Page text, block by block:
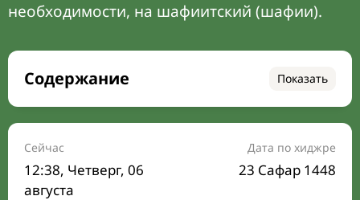
необходимости, на шафиитский (шафии).
Содержание Показать
Время намаза на сегодня
Расписание на месяц
Время Сухура и Ифтара на сегодня
Сейчас
12:38, Четверг, 06
августа
Дата по хиджре
23 Сафар 1448